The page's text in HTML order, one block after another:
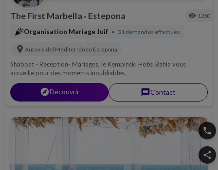
The First Marbella • Estepona visibility 1250
celebrationOrganisation Mariage Juif • 31 demandes effectués
location_on Autovía del Mediterráneo Estepona
Shabbat - Reception- Mariages, le Kempinski Hotel Bahía vous
accueille pour des moments inoubliables.
explorerDécouvrir messageContact
phone
share